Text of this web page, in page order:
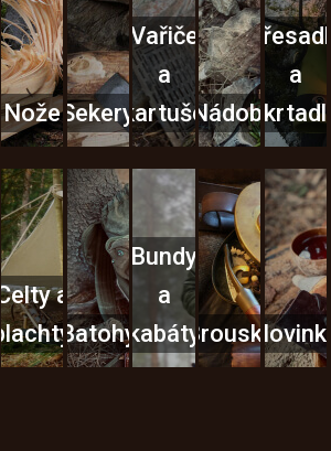
NožeSekery
Vařiče
a
kartušeNádobí
Křesadla
a
škrtadla
Celty a
plachtyBatohy
Bundy
a
kabátyBrouskyNovinky